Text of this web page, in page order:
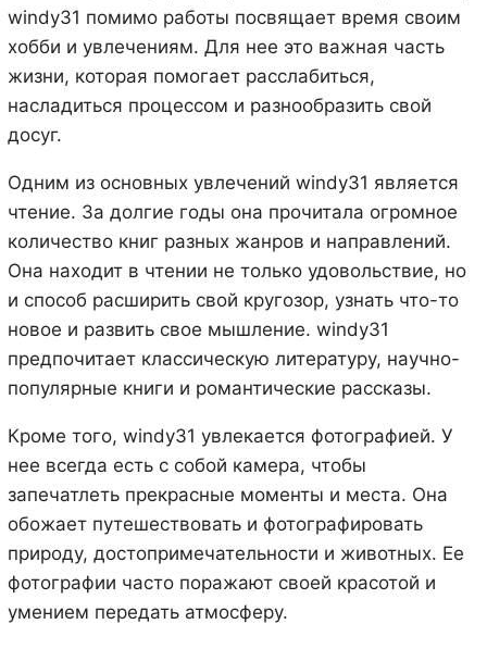
windy31 помимо работы посвящает время своим
хобби и увлечениям. Для нее это важная часть
жизни, которая помогает расслабиться,
насладиться процессом и разнообразить свой
досуг.
Одним из основных увлечений windy31 является
чтение. За долгие годы она прочитала огромное
количество книг разных жанров и направлений.
Она находит в чтении не только удовольствие, но
и способ расширить свой кругозор, узнать что-то
новое и развить свое мышление. windy31
предпочитает классическую литературу, научно-
популярные книги и романтические рассказы.
Кроме того, windy31 увлекается фотографией. У
нее всегда есть с собой камера, чтобы
запечатлеть прекрасные моменты и места. Она
обожает путешествовать и фотографировать
природу, достопримечательности и животных. Ее
фотографии часто поражают своей красотой и
умением передать атмосферу.